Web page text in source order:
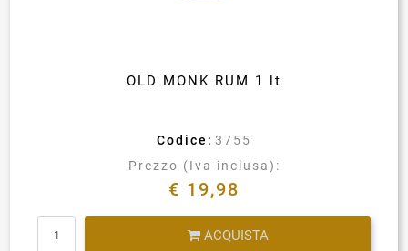
OLD MONK RUM 1 lt
Codice: 3755
Prezzo (Iva inclusa):
€ 19,98
ACQUISTA